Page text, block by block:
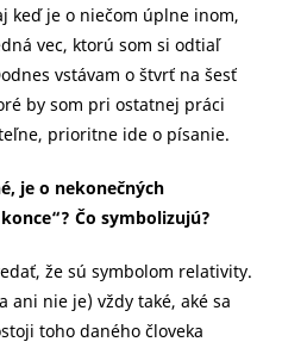
keď je o niečom úplne inom,
vec, ktorú som si odtiaľ
vstávam o štvrť na šesť
by som pri ostatnej práci
prioritne ide o písanie.
je o nekonečných
Čo symbolizujú?
že sú symbolom relativity.
ani nie je) vždy také, aké sa
toho daného človeka